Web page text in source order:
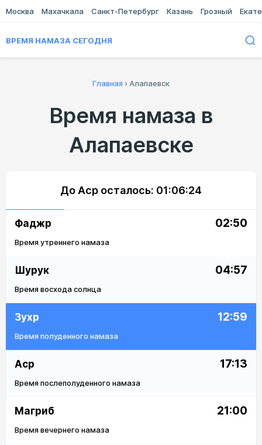
Москва Махачкала Санкт-Петербург Казань Грозный
ВРЕМЯ НАМАЗА СЕГОДНЯ
Главная › Алапаевск
Время намаза в
Алапаевске
До Аср осталось: 01:06:24
Фаджр 02:50
Время утреннего намаза
Шурук 04:57
Время восхода солнца
Зухр 12:59
Время полуденного намаза
Аср 17:13
Время послеполуденного намаза
Магриб 21:00
Время вечернего намаза